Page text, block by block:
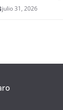
julio 31, 2026